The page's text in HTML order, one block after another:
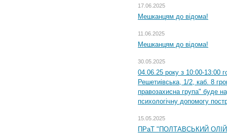
17.06.2025
Мешканцям до відома!
11.06.2025
Мешканцям до відома!
30.05.2025
04.06.25 року з 10:00-13:00
Решетиівська, 1/2, каб. 8
правозахисна група" буде
психологічну допомогу
15.05.2025
ПРаТ "ПОЛТАВСЬКИЙ